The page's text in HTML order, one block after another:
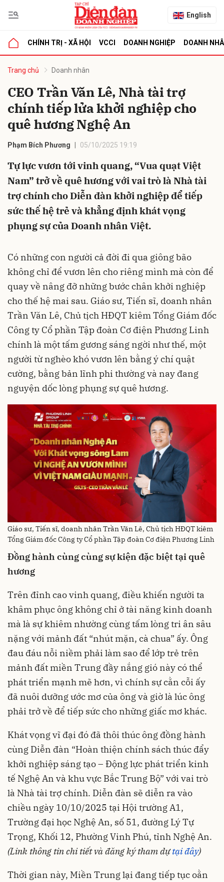
English
CHÍNH TRỊ - XÃ HỘI VCCI DOANH NGHIỆP DOANH
Trang chủ Doanh nhân
CEO Trần Văn Lê, Nhà tài trợ
chính tiếp lửa khởi nghiệp cho
quê hương Nghệ An
Phạm Bích Phương 05/10/2025 19:19
Tự lực vươn tới vinh quang, “Vua quạt Việt
Nam” trở về quê hương với vai trò là Nhà tài
trợ chính cho Diễn đàn khởi nghiệp để tiếp
sức thế hệ trẻ và khẳng định khát vọng
phụng sự của Doanh nhân Việt.
Có những con người cả đời đi qua giông bão
không chỉ để vươn lên cho riêng mình mà còn để
quay về nâng đỡ những bước chân khởi nghiệp
cho thế hệ mai sau. Giáo sư, Tiến sĩ, doanh nhân
Trần Văn Lê, Chủ tịch HĐQT kiêm Tổng Giám đốc
Công ty Cổ phần Tập đoàn Cơ điện Phương Linh
chính là một tấm gương sáng ngời như thế, một
người từ nghèo khó vươn lên bằng ý chí quật
cường, bằng bản lĩnh phi thường và nay đang
nguyện dốc lòng phụng sự quê hương.
Giáo sư, Tiến sĩ, doanh nhân Trần Văn Lê, Chủ tịch HĐQT kiêm
Tổng Giám đốc Công ty Cổ phần Tập đoàn Cơ điện Phương Linh
Đồnghành cùng cùng sự kiện đặc biệt tại quê
hương
Trên đỉnh cao vinh quang, điều khiến người ta
khâm phục ông không chỉ ở tài năng kinh doanh
mà là sự khiêm nhường cùng tấm lòng tri ân sâu
nặng với mảnh đất “nhút mặn, cà chua” ấy. Ông
đau đáu nỗi niềm phải làm sao để lớp trẻ trên
mảnh đất miền Trung đầy nắng gió này có thể
phát triển mạnh mẽ hơn, vì chính sự cằn cỗi ấy
đã nuôi dưỡng ước mơ của ông và giờ là lúc ông
phải trở về để tiếp sức cho những giấc mơ khác.
Khát vọng vĩ đại đó đã thôi thúc ông đồng hành
cùng Diễn đàn “Hoàn thiện chính sách thúc đẩy
khởi nghiệp sáng tạo – Động lực phát triển kinh
tế Nghệ An và khu vực Bắc Trung Bộ” với vai trò
là Nhà tài trợ chính. Diễn đàn sẽ diễn ra vào
chiều ngày 10/10/2025 tại Hội trường A1,
Trường đại học Nghệ An, số 51, đường Lý Tự
Trọng, Khối 12, Phường Vinh Phú, tỉnh Nghệ An.
(Link thông tin chi tiết và đăng ký tham dựtại đây)
Thời gian này, Miền Trung lại đang tiếp tục oằn
luận
Hủy